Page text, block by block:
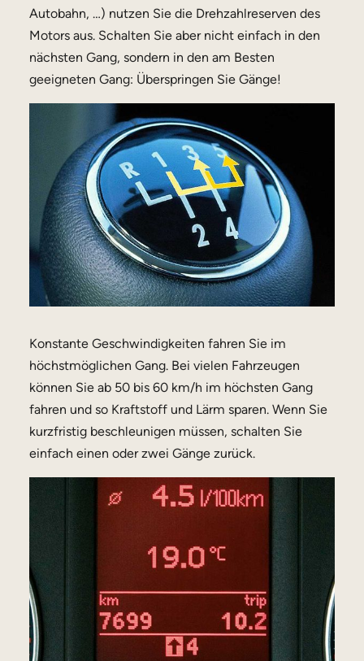
Autobahn, …) nutzen Sie die Drehzahlreserven des
Motors aus. Schalten Sie aber nicht einfach in den
nächsten Gang, sondern in den am Besten
geeigneten Gang: Überspringen Sie Gänge!
Konstante Geschwindigkeiten fahren Sie im
höchstmöglichen Gang. Bei vielen Fahrzeugen
können Sie ab 50 bis 60 km/h im höchsten Gang
fahren und so Kraftstoff und Lärm sparen. Wenn Sie
kurzfristig beschleunigen müssen, schalten Sie
einfach einen oder zwei Gänge zurück.